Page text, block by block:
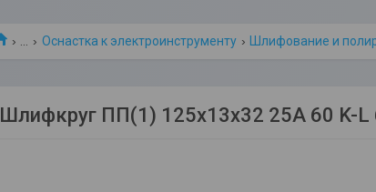
Оснастка к электроинструменту Шлифование и
Шлифкруг ПП(1) 125х13х32 25A 60 K-L